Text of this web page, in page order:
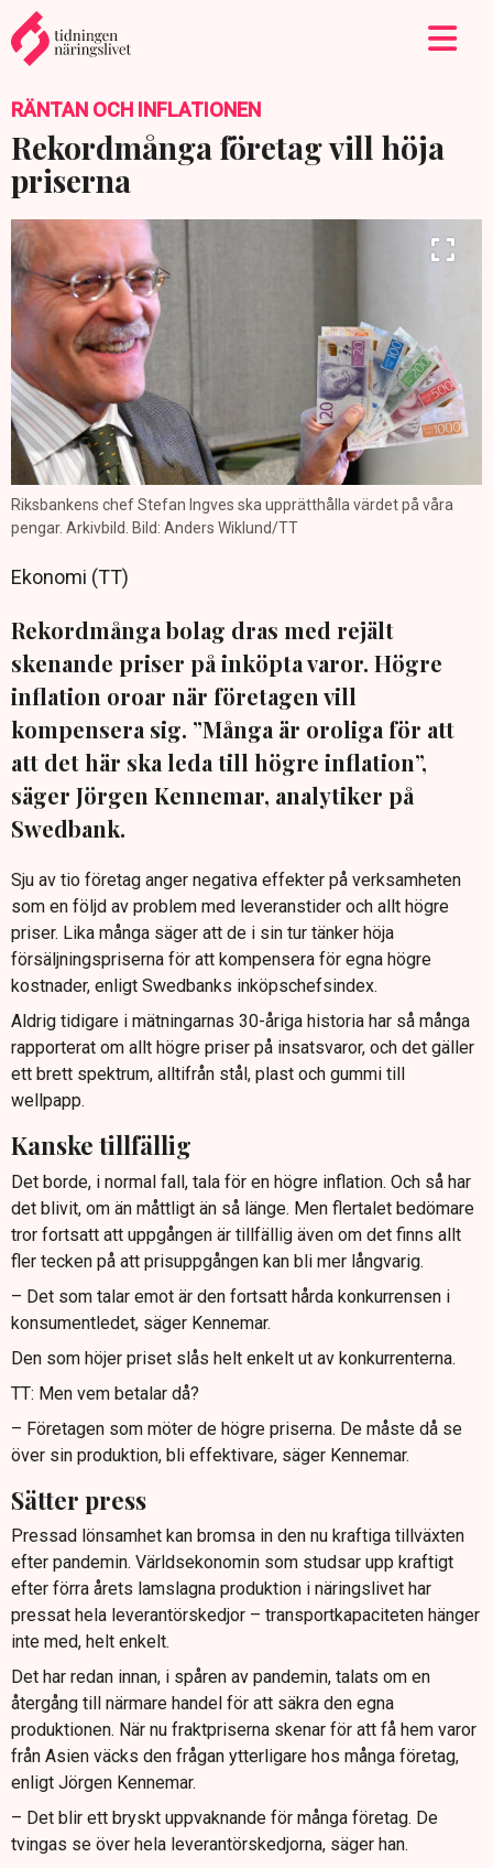
RÄNTAN OCH INFLATIONEN
Rekordmånga företag vill höja
priserna
Riksbankens chef Stefan Ingves ska upprätthålla värdet på våra
pengar. Arkivbild. Bild: Anders Wiklund/TT
Ekonomi (TT)
Rekordmånga bolag dras med rejält
skenande priser på inköpta varor. Högre
inflation oroar när företagen vill
kompensera sig. ”Många är oroliga för att
att det här ska leda till högre inflation”,
säger Jörgen Kennemar, analytiker på
Swedbank.
Sju av tio företag anger negativa effekter på verksamheten
som en följd av problem med leveranstider och allt högre
priser. Lika många säger att de i sin tur tänker höja
försäljningspriserna för att kompensera för egna högre
kostnader, enligt Swedbanks inköpschefsindex.
Aldrig tidigare i mätningarnas 30-åriga historia har så många
rapporterat om allt högre priser på insatsvaror, och det gäller
ett brett spektrum, alltifrån stål, plast och gummi till
wellpapp.
Kanske tillfällig
Det borde, i normal fall, tala för en högre inflation. Och så har
det blivit, om än måttligt än så länge. Men flertalet bedömare
tror fortsatt att uppgången är tillfällig även om det finns allt
fler tecken på att prisuppgången kan bli mer långvarig.
– Det som talar emot är den fortsatt hårda konkurrensen i
konsumentledet, säger Kennemar.
Den som höjer priset slås helt enkelt ut av konkurrenterna.
TT: Men vem betalar då?
– Företagen som möter de högre priserna. De måste då se
över sin produktion, bli effektivare, säger Kennemar.
Sätter press
Pressad lönsamhet kan bromsa in den nu kraftiga tillväxten
efter pandemin. Världsekonomin som studsar upp kraftigt
efter förra årets lamslagna produktion i näringslivet har
pressat hela leverantörskedjor – transportkapaciteten hänger
inte med, helt enkelt.
Det har redan innan, i spåren av pandemin, talats om en
återgång till närmare handel för att säkra den egna
produktionen. När nu fraktpriserna skenar för att få hem varor
från Asien väcks den frågan ytterligare hos många företag,
enligt Jörgen Kennemar.
– Det blir ett bryskt uppvaknande för många företag. De
tvingas se över hela leverantörskedjorna, säger han.